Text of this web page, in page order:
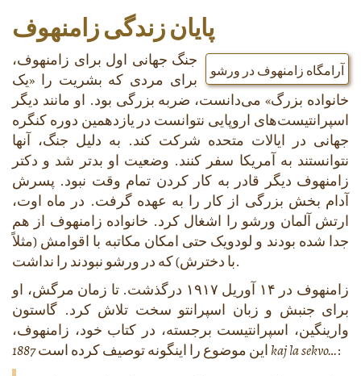
پایان زندگی زامنهوف
آرامگاه زامنهوف در ورشو
جنگ جهانی اول برای زامنهوف،
برای مردی که بشریت را «یک
خانواده بزرگ» می‌دانست، ضربه بزرگی بود. او مانند دیگر
اسپرانتیست‌های اروپایی نتوانست در یازدهمین دوره کنگره
جهانی در ایالات متحده شرکت کند. به دلیل جنگ، آنها
نتوانستند به آمریکا سفر کنند. وضعیت او بدتر شد و دکتر
زامنهوف دیگر قادر به کار کردن تمام وقت نبود. پسرش
آدام بخش بزرگی از کار را به عهده گرفت. در ماه اوت،
ارتش آلمان ورشو را اشغال کرد. خانواده زامنهوف از هم
جدا شده بودند و لودویک حتی امکان مکاتبه با اقوامش (مثلاً
با دخترش) که در ورشو نبودند را نداشت.
زامنهوف در ۱۴ آوریل ۱۹۱۷ درگذشت. تا زمان مرگش، او
برای جنبش و زبان اسپرانتو سخت تلاش کرد. گاستون
وارینگین، اسپرانتیست برجسته، در کتاب خود، زامنهوف،
این موضوع را اینگونه توصیف کرده است1887 kaj la sekvo…: